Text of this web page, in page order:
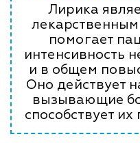
Лирика
помогает
интенсивность
и в общем
Оно действует
вызывающие
способствует